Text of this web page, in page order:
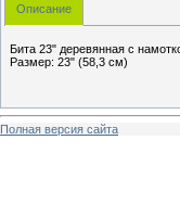
Описание
Бита 23" деревянная с
Размер: 23" (58,3 см)
Полная версия сайта